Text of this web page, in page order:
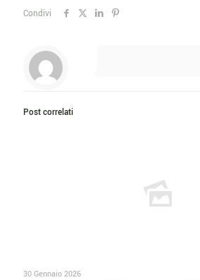
Condivi
Post correlati
30 Gennaio 2026